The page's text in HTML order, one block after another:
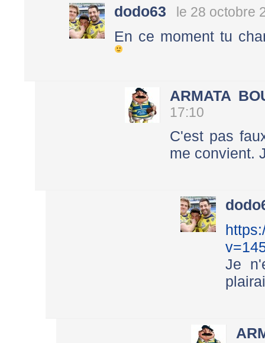
dodo63 le 28 octobre
En ce moment tu
ARMATA
17:10
C'est pas
me convient.
Je